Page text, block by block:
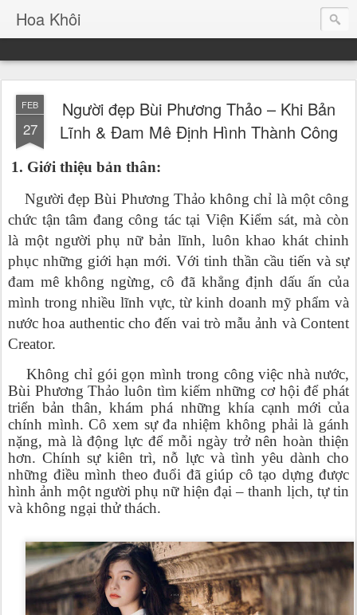
Hoa Khôi
FEB
27
Người đẹp Bùi Phương Thảo – Khi Bản
Lĩnh & Đam Mê Định Hình Thành Công
1. Giới thiệu bản thân:
Người đẹp Bùi Phương Thảo không chỉ là một công
chức tận tâm đang công tác tại Viện Kiểm sát, mà còn
là một người phụ nữ bản lĩnh, luôn khao khát chinh
phục những giới hạn mới. Với tinh thần cầu tiến và sự
đam mê không ngừng, cô đã khẳng định dấu ấn của
mình trong nhiều lĩnh vực, từ kinh doanh mỹ phẩm và
nước hoa authentic cho đến vai trò mẫu ảnh và Content
Creator.
Không chỉ gói gọn mình trong công việc nhà nước,
Bùi Phương Thảo luôn tìm kiếm những cơ hội để phát
triển bản thân, khám phá những khía cạnh mới của
chính mình. Cô xem sự đa nhiệm không phải là gánh
nặng, mà là động lực để mỗi ngày trở nên hoàn thiện
hơn. Chính sự kiên trì, nỗ lực và tình yêu dành cho
những điều mình theo đuổi đã giúp cô tạo dựng được
hình ảnh một người phụ nữ hiện đại – thanh lịch, tự tin
và không ngại thử thách.